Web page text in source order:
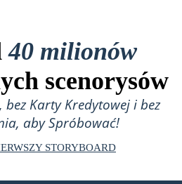
40 milionów
scenorysów
bez Karty Kredytowej i bez
aby Spróbować!
STORYBOARD